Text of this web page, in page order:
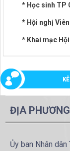
* Học sinh TP
* Hội nghị
* Khai mạc
ĐỊA PHƯƠNG
Ủy ban Nhân dân